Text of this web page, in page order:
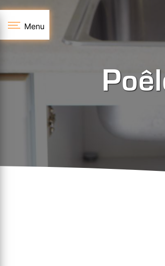
Menu
Panneau de gestion des cookies